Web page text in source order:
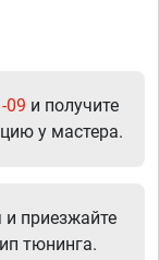
09 и получите
у мастера.
приезжайте
тюнинга.